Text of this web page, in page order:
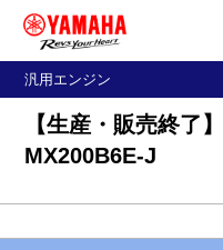
汎用エンジン
【生産・販売終了
MX200B6E-J